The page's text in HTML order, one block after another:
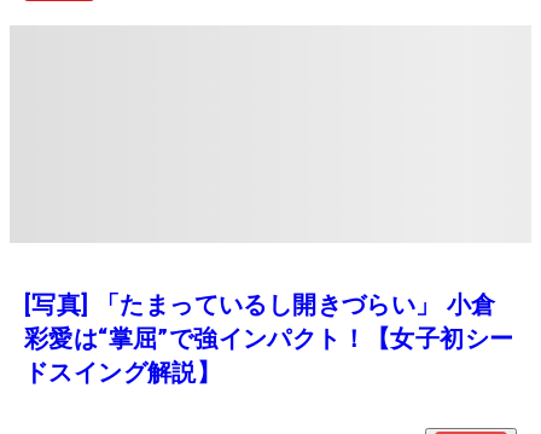
[写真] 「たまっているし開きづらい」 小倉
彩愛は“掌屈”で強インパクト！【女子初シー
ドスイング解説】